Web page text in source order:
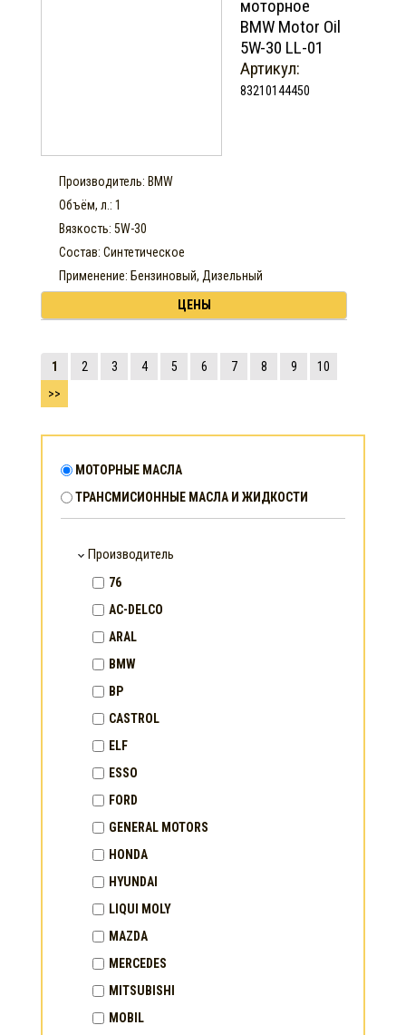
моторное
BMW Motor Oil
5W-30 LL-01
Артикул:
83210144450
Производитель: BMW
Объём, л.: 1
Вязкость: 5W-30
Состав: Синтетическое
Применение: Бензиновый, Дизельный
ЦЕНЫ
1 2 3 4 5 6 7 8 9
10
>>
МОТОРНЫЕ МАСЛА
ТРАНСМИСИОННЫЕ МАСЛА И ЖИДКОСТИ
Производитель
76
AC-DELCO
ARAL
BMW
BP
CASTROL
ELF
ESSO
FORD
GENERAL MOTORS
HONDA
HYUNDAI
LIQUI MOLY
MAZDA
MERCEDES
MITSUBISHI
MOBIL